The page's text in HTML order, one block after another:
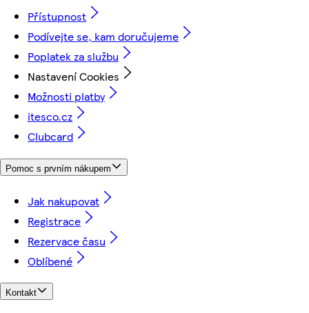
Přístupnost
Podívejte se, kam doručujeme
Poplatek za službu
Nastavení Cookies
Možnosti platby
itesco.cz
Clubcard
Pomoc s prvním nákupem
Jak nakupovat
Registrace
Rezervace času
Oblíbené
Kontakt